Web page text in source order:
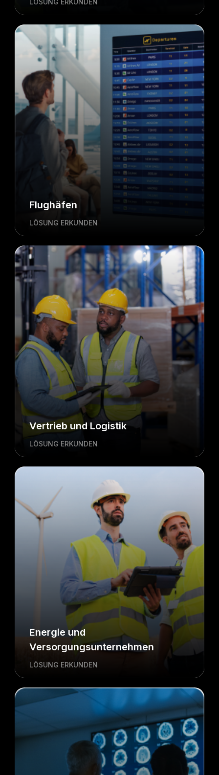
LÖSUNG ERKUNDEN
Flughäfen
LÖSUNG ERKUNDEN
Vertrieb und Logistik
LÖSUNG ERKUNDEN
Energie und
Versorgungsunternehmen
LÖSUNG ERKUNDEN